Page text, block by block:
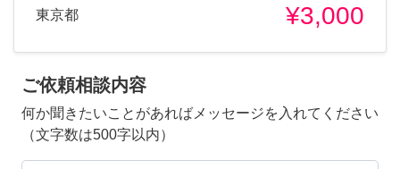
東京都 ¥3,000
ご依頼相談内容
何か聞きたいことがあればメッセージを入れてください
（文字数は500字以内）